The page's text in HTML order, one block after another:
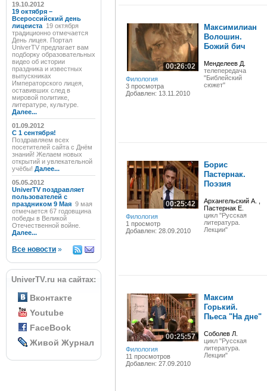
19.10.2012
19 октября –
Всероссийский день
лицеиста 19 октября
традиционно отмечается
День лицея. Портал
UniverTV предлагает вам
подборку образовательных
видео об истории
праздника и известных
выпускниках
Императорского лицея,
оставивших след в
мировой политике,
литературе, культуре.
Далее...
01.09.2012
C 1 сентября!
Поздравляем всех
посетителей сайта с Днём
знаний! Желаем новых
открытий и увлекательной
учёбы! Далее...
05.05.2012
UniverTV поздравляет
пользователей с
праздником 9 Мая 9 мая
отмечается 67 годовщина
победы в Великой
Отечественной войне.
Далее...
Все новости »
UniverTV.ru на сайтах:
Вконтакте
Youtube
FaceBook
Живой Журнал
00:26:02
Филология
3 просмотра
Добавлен: 13.11.2010
Максимилиан
Волошин.
Божий бич
Менделеев Д.
телепередача
"Библейский
сюжет"
00:25:42
Филология
1 просмотр
Добавлен: 28.09.2010
Борис
Пастернак.
Поэзия
Архангельский А. ,
Пастернак Е.
цикл "Русская
литература.
Лекции"
00:25:57
Филология
11 просмотров
Добавлен: 27.09.2010
Максим
Горький.
Пьеса "На дне"
Соболев Л.
цикл "Русская
литература.
Лекции"